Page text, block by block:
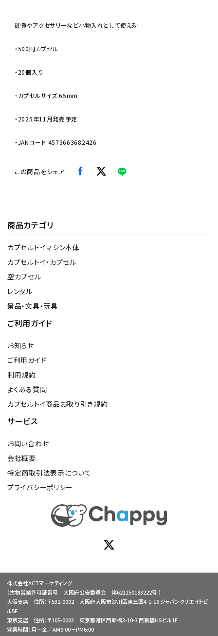
硬貨やアクセサリーなど小物入れとして使える!
・500円カプセル
・20個入り
・カプセルサイズ:65mm
・2025年11月発売予定
・JANコード:4573663682426
この商品をシェア
商品カテゴリ
カプセルトイマシン本体
カプセルトイ・カプセル
空カプセル
レンタル
景品・文具・玩具
ご利用ガイド
お知らせ
ご利用ガイド
利用規約
よくある質問
カプセルトイ商品お取り引き規約
サービス
お問い合わせ
会社概要
特定商取引法表示について
プライバシーポリシー
株式会社ACTマーケティング
（古物営業許可証番号 大阪府公安委員会 第621150183222号 ）
大阪支店 住所：〒532-0002 大阪府大阪市淀川区東三国4-1-16 ジャパンクリエイトビ
ル5F
東京支店 住所：〒105-0003 東京都港区西新橋3-10-3 西新橋HSビル1F
営業時間：月～金／AM9:00－PM6:00